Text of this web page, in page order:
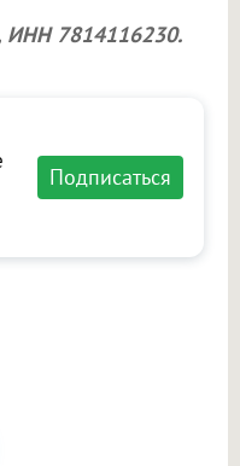
ИНН 7814116230.
Подписаться